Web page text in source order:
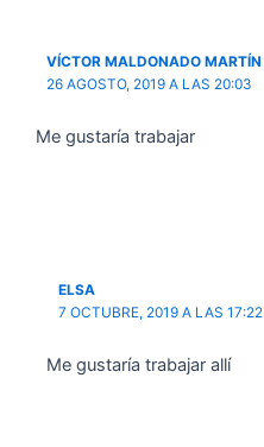
VÍCTOR MALDONADO MARTÍN
26 AGOSTO, 2019 A LAS 20:03
Me gustaría trabajar
ELSA
7 OCTUBRE, 2019 A LAS 17:22
Me gustaría trabajar allí